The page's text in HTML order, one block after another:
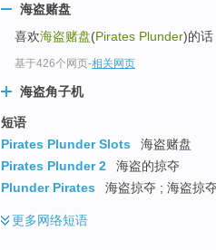
海盗赌盘
喜欢海盗赌盘(Pirates Plunder)的话
基于426个网页-相关网页
海盗角子机
短语
Pirates Plunder Slots
海盗赌盘
Pirates Plunder 2
海盗的掠夺
Plunder Pirates
海盗掠夺 ; 海盗掠
更多网络短语